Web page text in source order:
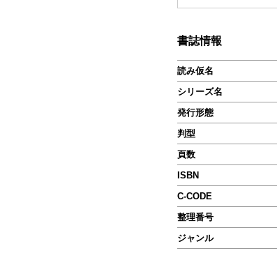
書誌情報
読み仮名
シリーズ名
発行形態
判型
頁数
ISBN
C-CODE
整理番号
ジャンル